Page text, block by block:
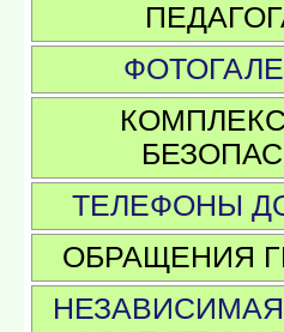
ТЕЛЕФОНЫ
ОБРАЩЕНИЯ